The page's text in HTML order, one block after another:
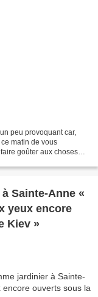
peu provoquant car,
matin de vous
goûter aux choses
Sainte-Anne «
yeux encore
Kiev »